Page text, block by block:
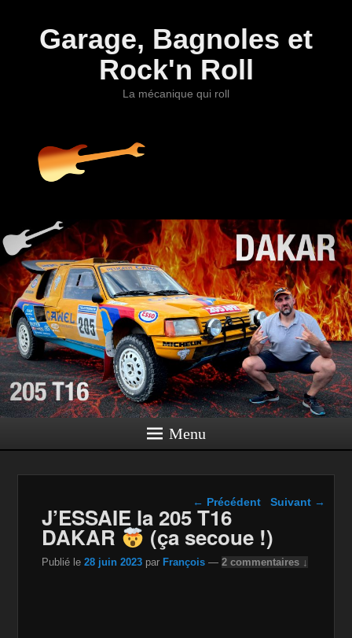
Garage, Bagnoles et
Rock'n Roll
La mécanique qui roll
Menu
Navigation dans les
← Précédent Suivant →
J’ESSAIE la 205 T16
DAKAR (ça secoue !)
Publié le28 juin 2023 par François —2 commentaires ↓